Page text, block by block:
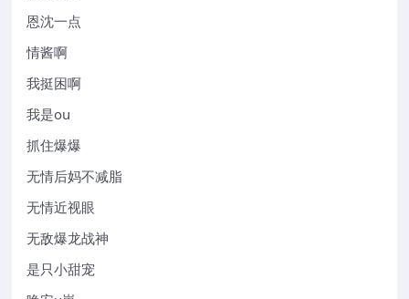
恩沈一点
情酱啊
我挺困啊
我是ou
抓住爆爆
无情后妈不减脂
无情近视眼
无敌爆龙战神
是只小甜宠